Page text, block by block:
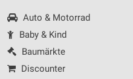
Auto & Motorrad
Baby & Kind
Baumärkte
Discounter